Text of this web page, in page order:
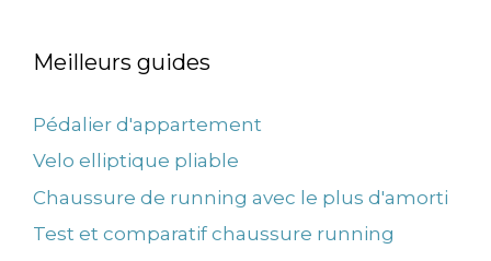
Meilleurs guides
Pédalier d'appartement
Velo elliptique pliable
Chaussure de running avec le plus d'amorti
Test et comparatif chaussure running